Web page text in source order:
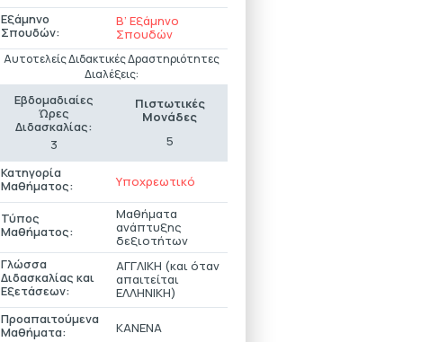
Εξάμηνο
Σπουδών:
Β’ Εξάμηνο
Σπουδών
Αυτοτελείς Διδακτικές Δραστηριότητες
Διαλέξεις:
Εβδομαδιαίες
Ώρες
Διδασκαλίας:
3
Πιστωτικές
Μονάδες
5
Κατηγορία
Μαθήματος:
Υποχρεωτικό
Τύπος
Μαθήματος:
Μαθήματα
ανάπτυξης
δεξιοτήτων
Γλώσσα
Διδασκαλίας και
Εξετάσεων:
ΑΓΓΛΙΚΗ (και όταν
απαιτείται
ΕΛΛΗΝΙΚΗ)
Προαπαιτούμενα
Μαθήματα:
ΚΑΝΕΝΑ